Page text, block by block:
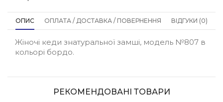
ОПИС ОПЛАТА / ДОСТАВКА / ПОВЕРНЕННЯ ВІДГУКИ (0)
Жіночі кеди знатуральної замші, модель №807 в
кольорі бордо.
РЕКОМЕНДОВАНІ ТОВАРИ